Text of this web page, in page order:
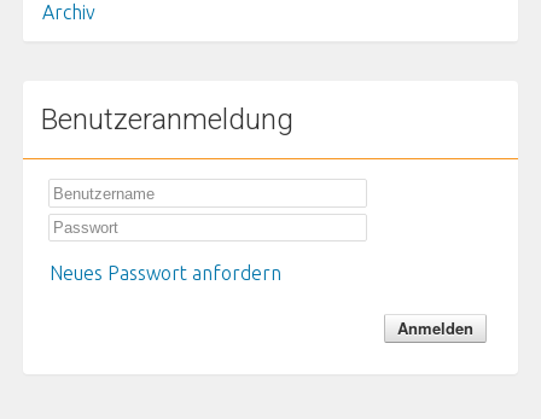
Archiv
Benutzeranmeldung
Neues Passwort anfordern